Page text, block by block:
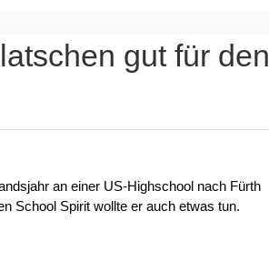
gut für den
an einer US-Highschool nach Fürth
School Spirit wollte er auch etwas tun.